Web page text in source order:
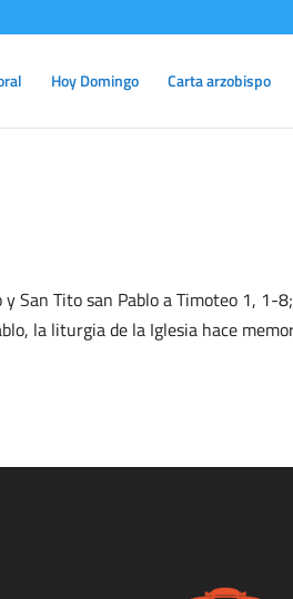
Hoy Domingo Carta arzobispo
San Tito san Pablo a Timoteo 1, 1-
la liturgia de la Iglesia hace